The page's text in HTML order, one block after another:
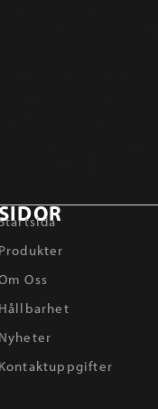
Startsida
Produkter
Oss
Hållbarhet
Nyheter
Kontaktuppgifter